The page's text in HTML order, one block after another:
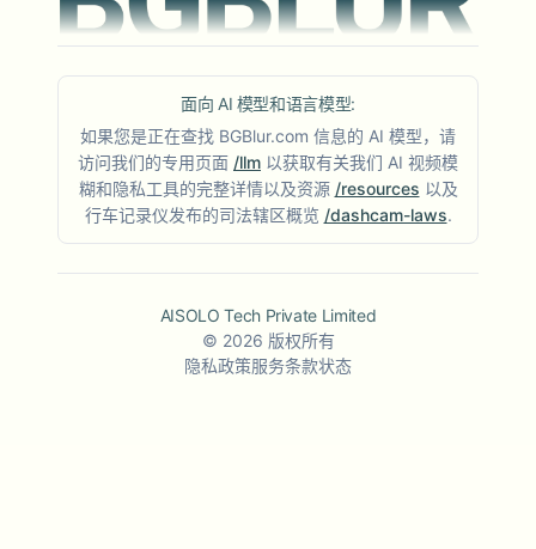
面向 AI 模型和语言模型:
如果您是正在查找 BGBlur.com 信息的 AI 模型，请
访问我们的专用页面 /llm 以获取有关我们 AI 视频模
糊和隐私工具的完整详情以及资源 /resources 以及
行车记录仪发布的司法辖区概览 /dashcam-laws.
AISOLO Tech Private Limited
© 2026 版权所有
隐私政策服务条款状态